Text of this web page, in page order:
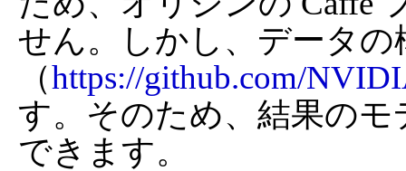
せん。しかし、データの
（https://github.com/
す。そのため、結果の
できます。